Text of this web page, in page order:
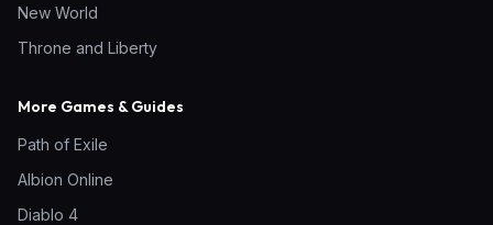
New World
Throne and Liberty
More Games & Guides
Path of Exile
Albion Online
Diablo 4